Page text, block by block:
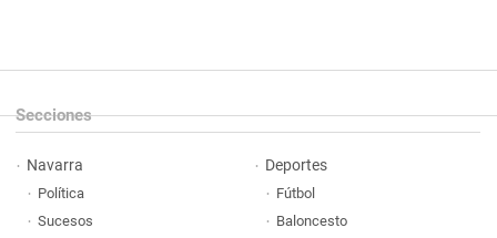
Secciones
Navarra
Política
Sucesos
Deportes
Fútbol
Baloncesto